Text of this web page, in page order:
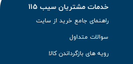
خدمات مشتریان سیب 115
راهنمای جامع خرید از سایت
سوالات متداول
رویه های بازگرداندن کالا